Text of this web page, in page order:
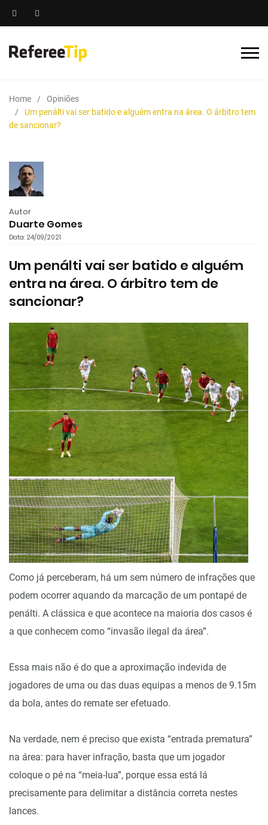
Home
Opiniões
Um penálti vai ser batido e alguém entra na área. O árbitro tem
de sancionar?
Autor
Duarte Gomes
Data: 24/09/2021
Um penálti vai ser batido e alguém
entra na área. O árbitro tem de
sancionar?
Como já perceberam, há um sem número de infrações que
podem ocorrer aquando da marcação de um pontapé de
penálti. A clássica e que acontece na maioria dos casos é
a que conhecem como “invasão ilegal da área”.
Essa mais não é do que a aproximação indevida de
jogadores de uma ou das duas equipas a menos de 9.15m
da bola, antes do remate ser efetuado.
Na verdade, nem é preciso que exista “entrada prematura”
na área: para haver infração, basta que um jogador
coloque o pé na “meia-lua”, porque essa está lá
precisamente para delimitar a distância correta nestes
lances.